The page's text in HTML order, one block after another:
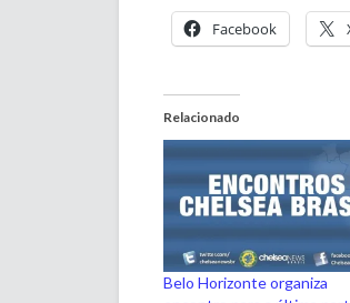
Facebook
Relacionado
Belo Horizonte organiza